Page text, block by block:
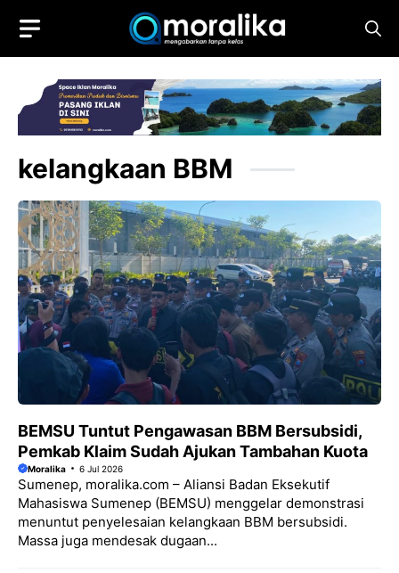
content
kelangkaan BBM
BEMSU Tuntut Pengawasan BBM Bersubsidi,
Pemkab Klaim Sudah Ajukan Tambahan Kuota
Moralika 6 Jul 2026
Sumenep, moralika.com – Aliansi Badan Eksekutif
Mahasiswa Sumenep (BEMSU) menggelar demonstrasi
menuntut penyelesaian kelangkaan BBM bersubsidi.
Massa juga mendesak dugaan...